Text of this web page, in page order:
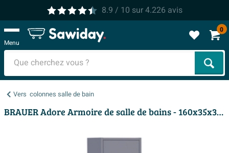
8.9 / 10 sur4.226 avis
Menu
0
Vers colonnes salle de bain
BRAUER Adore Armoire de salle de bains - 160x35x35cm - avec 2 portes sans poignée ouvrant à gauche ou à droite gris mat